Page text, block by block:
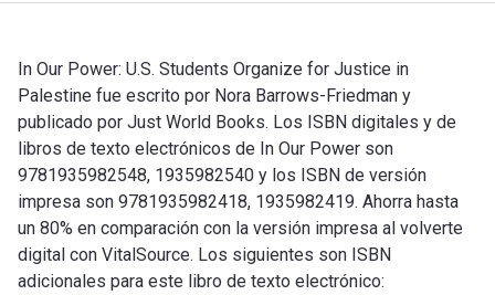
In Our Power: U.S. Students Organize for Justice in
Palestine fue escrito por Nora Barrows-Friedman y
publicado por Just World Books. Los ISBN digitales y de
libros de texto electrónicos de In Our Power son
9781935982548, 1935982540 y los ISBN de versión
impresa son 9781935982418, 1935982419. Ahorra hasta
un 80% en comparación con la versión impresa al volverte
digital con VitalSource. Los siguientes son ISBN
adicionales para este libro de texto electrónico: